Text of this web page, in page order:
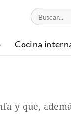
Cocina
y que,